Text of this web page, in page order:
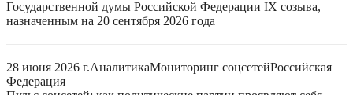
Государственной думы Российской Федерации IX созыва,
назначенным на 20 сентября 2026 года
28 июня 2026 г.АналитикаМониторинг соцсетейРоссийская
Федерация